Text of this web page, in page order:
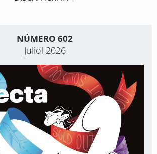
NÚMERO 602
Juliol 2026